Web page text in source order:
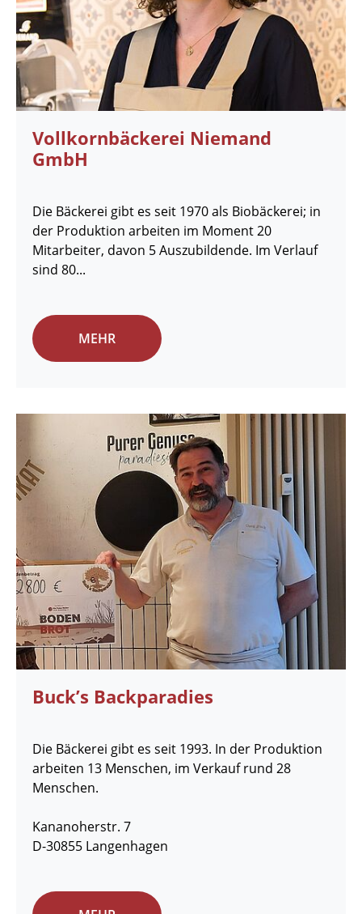
Vollkornbäckerei Niemand
GmbH
Die Bäckerei gibt es seit 1970 als Biobäckerei; in
der Produktion arbeiten im Moment 20
Mitarbeiter, davon 5 Auszubildende. Im Verlauf
sind 80...
MEHR
Buck’s Backparadies
Die Bäckerei gibt es seit 1993. In der Produktion
arbeiten 13 Menschen, im Verkauf rund 28
Menschen.
Kananoherstr. 7
D-30855 Langenhagen